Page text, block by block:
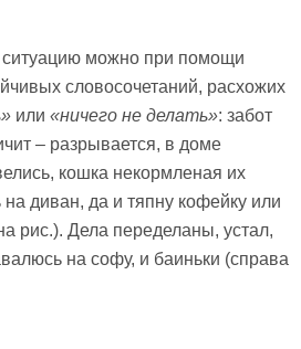
ситуацию можно при помощи
словосочетаний, расхожих
или «ничего не делать»: забот
– разрывается, в доме
кошка некормленая их
на диван, да и тяпну кофейку или
рис.). Дела переделаны, устал,
на софу, и баиньки (справа